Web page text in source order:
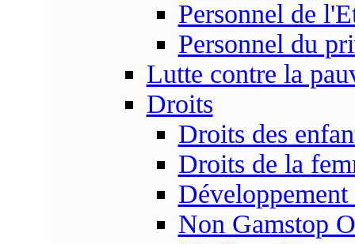
Personnel de
Personnel du
Lutte contre la
Droits
Droits des
Droits de la
Non Gamstop